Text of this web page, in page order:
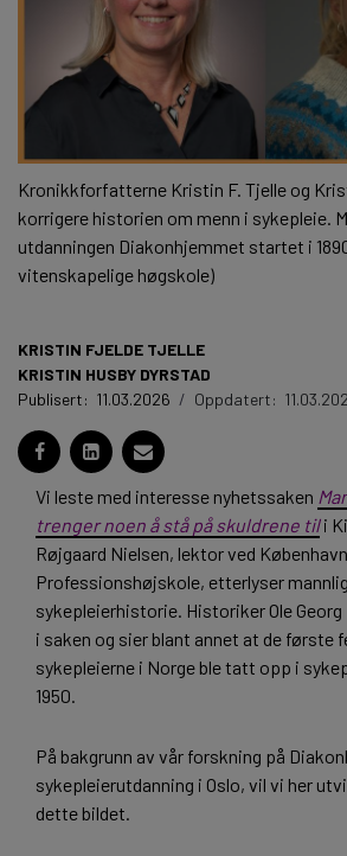
Kronikkforfatterne Kristin F. Tjelle og
korrigere historien om menn i sykepleie.
utdanningen Diakonhjemmet startet i
vitenskapelige høgskole)
KRISTIN FJELDE TJELLE
KRISTIN HUSBY DYRSTAD
Publisert: 11.03.2026 / Oppdatert:
Vi leste med interesse nyhetssaken
trenger noen å stå på skuldrene tili
Røjgaard Nielsen, lektor ved
Professionshøjskole, etterlyser
sykepleierhistorie. Historiker Ole
i saken og sier blant annet at de første
sykepleierne i Norge ble tatt opp i
1950.
På bakgrunn av vår forskning på
sykepleierutdanning i Oslo, vil vi her
dette bildet.